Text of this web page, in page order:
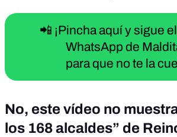
📲 ¡Pincha aquí y sigue
WhatsApp de
para que no te la
No, este vídeo no
los 168 alcaldes” de